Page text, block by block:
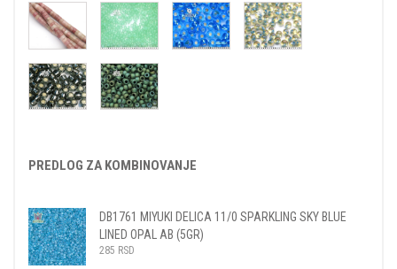
PREDLOG ZA KOMBINOVANJE
DB1761 MIYUKI DELICA 11/0 SPARKLING SKY BLUE
LINED OPAL AB (5GR)
285 RSD